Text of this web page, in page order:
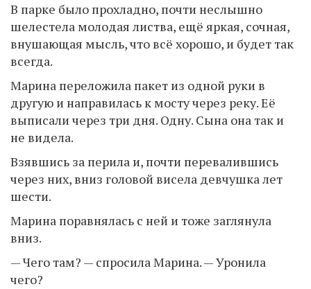
В парке было прохладно, почти неслышно
шелестела молодая листва, ещё яркая, сочная,
внушающая мысль, что всё хорошо, и будет так
всегда.
Марина переложила пакет из одной руки в
другую и направилась к мосту через реку. Её
выписали через три дня. Одну. Сына она так и
не видела.
Взявшись за перила и, почти перевалившись
через них, вниз головой висела девчушка лет
шести.
Марина поравнялась с ней и тоже заглянула
вниз.
— Чего там? — спросила Марина. — Уронила
чего?